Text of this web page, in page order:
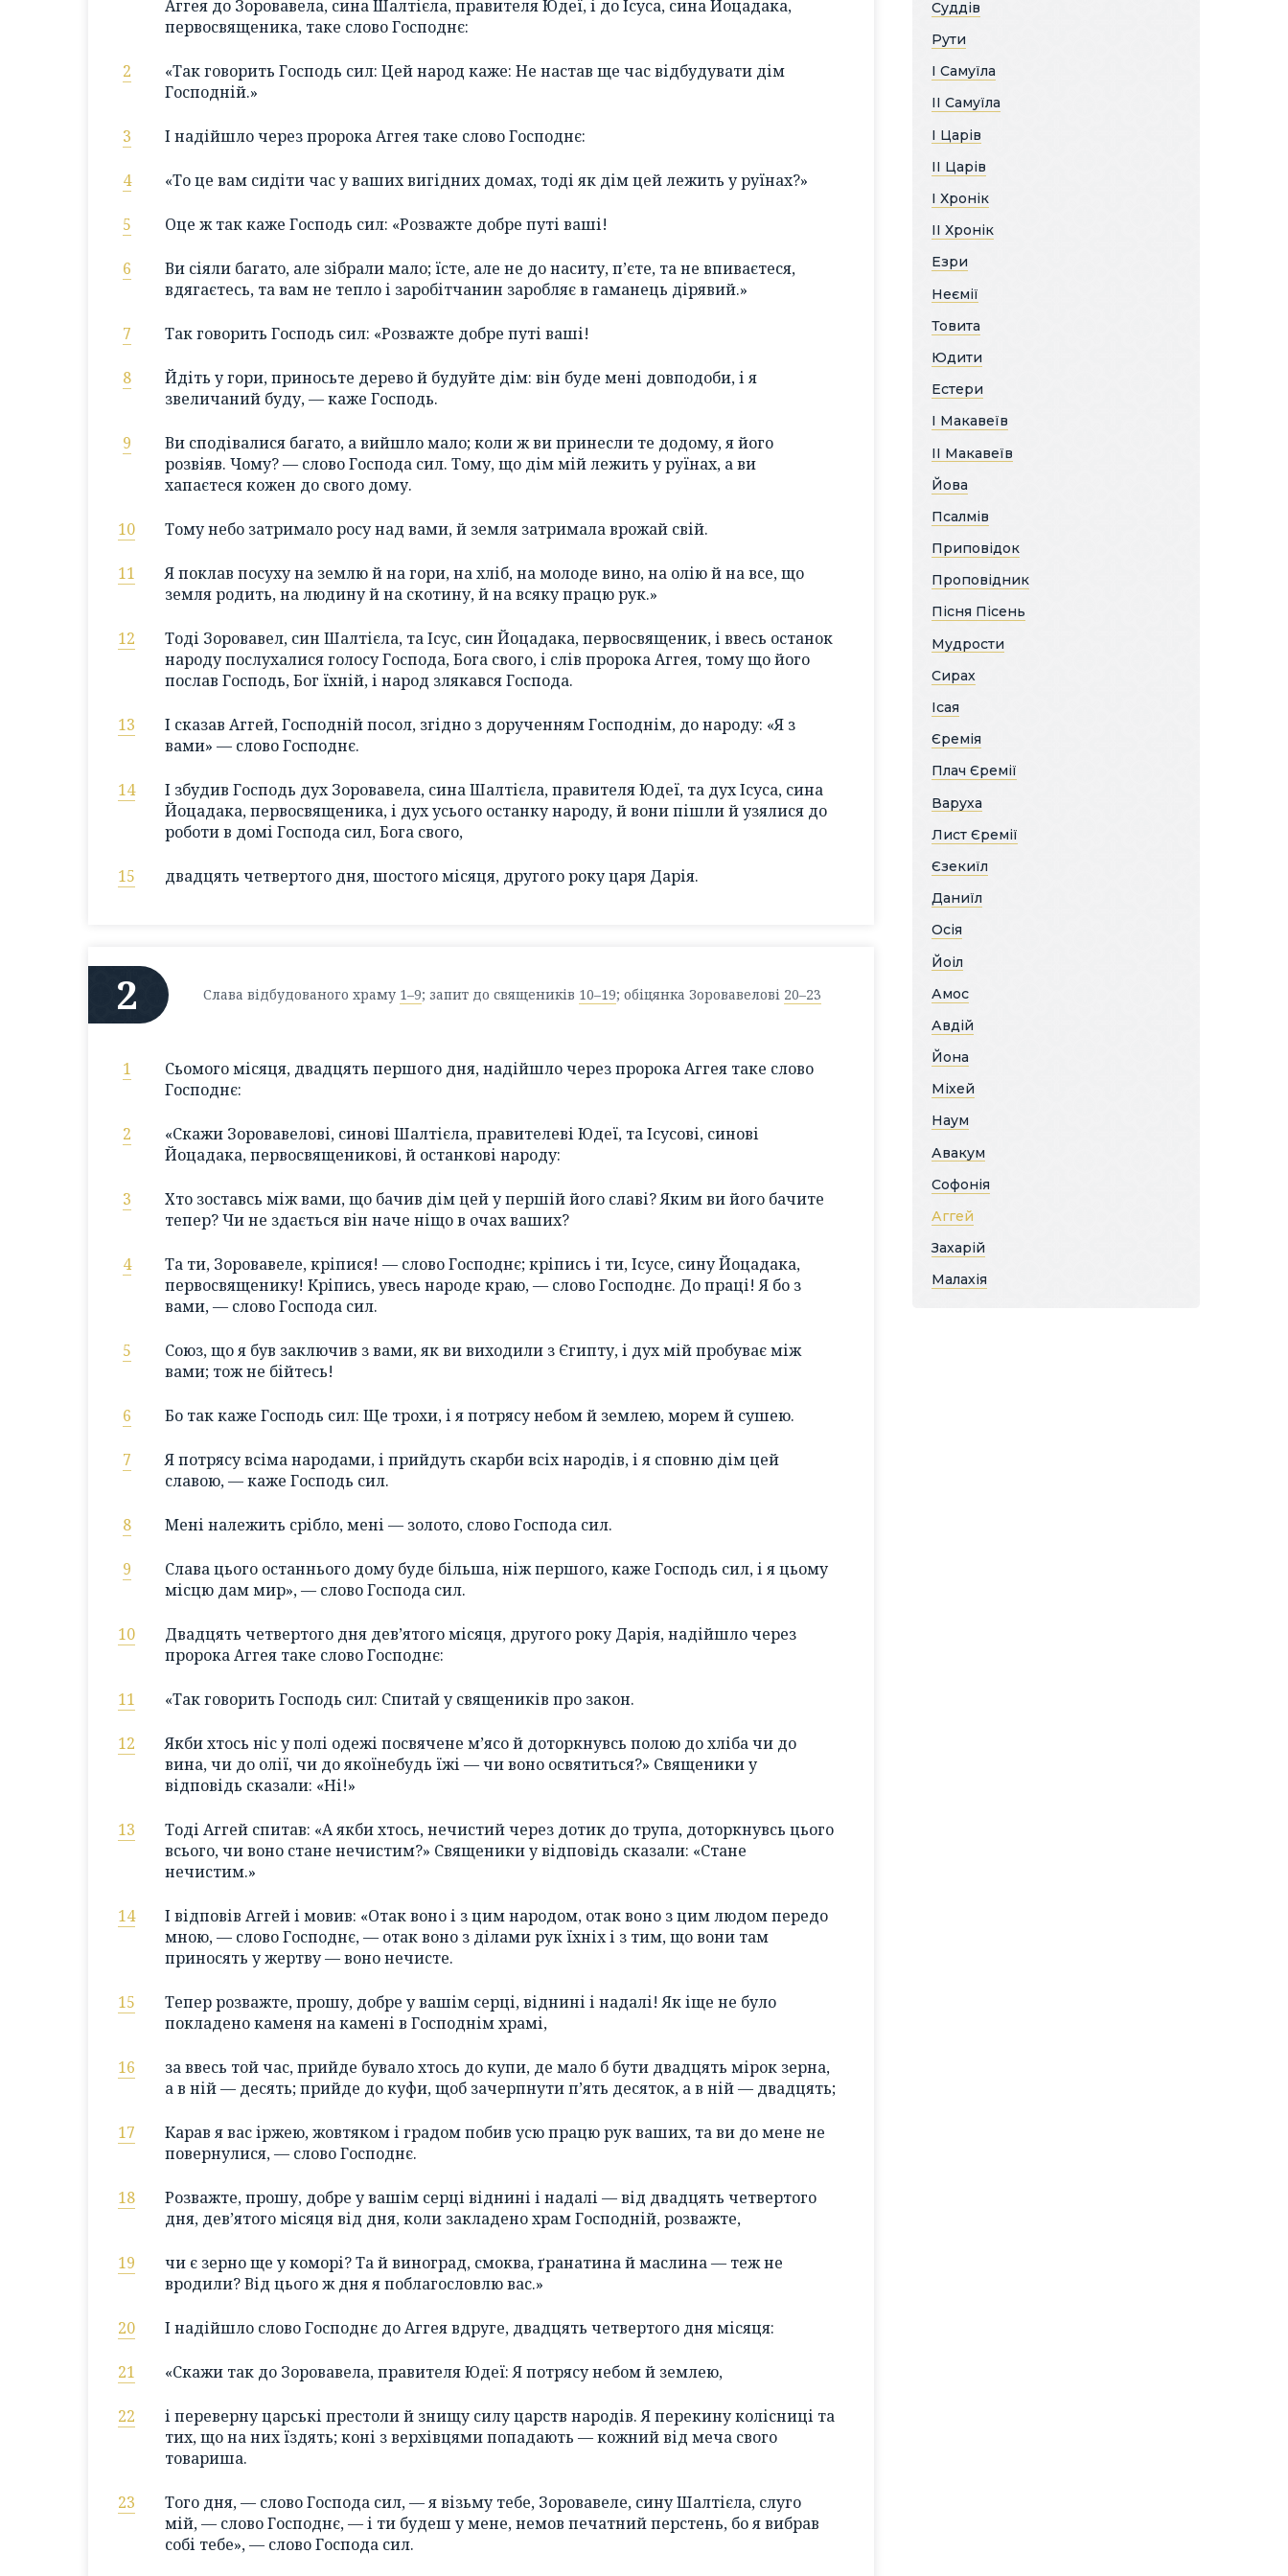
Аггея до Зоровавела, сина Шалтієла, правителя Юдеї, і до Ісуса, сина Йоцадака,
первосвященика, таке слово Господнє:
2
«Так говорить Господь сил: Цей народ каже: Не настав ще час відбудувати дім
Господній.»
3 І надійшло через пророка Аггея таке слово Господнє:
4 «То це вам сидіти час у ваших вигідних домах, тоді як дім цей лежить у руїнах?»
5 Оце ж так каже Господь сил: «Розважте добре путі ваші!
6
Ви сіяли багато, але зібрали мало; їсте, але не до наситу, п’єте, та не впиваєтеся,
вдягаєтесь, та вам не тепло і заробітчанин заробляє в гаманець дірявий.»
7 Так говорить Господь сил: «Розважте добре путі ваші!
8
Йдіть у гори, приносьте дерево й будуйте дім: він буде мені довподоби, і я
звеличаний буду, — каже Господь.
9
Ви сподівалися багато, а вийшло мало; коли ж ви принесли те додому, я його
розвіяв. Чому? — слово Господа сил. Тому, що дім мій лежить у руїнах, а ви
хапаєтеся кожен до свого дому.
10 Тому небо затримало росу над вами, й земля затримала врожай свій.
11
Я поклав посуху на землю й на гори, на хліб, на молоде вино, на олію й на все, що
земля родить, на людину й на скотину, й на всяку працю рук.»
12
Тоді Зоровавел, син Шалтієла, та Ісус, син Йоцадака, первосвященик, і ввесь останок
народу послухалися голосу Господа, Бога свого, і слів пророка Аггея, тому що його
послав Господь, Бог їхній, і народ злякався Господа.
13
І сказав Аггей, Господній посол, згідно з дорученням Господнім, до народу: «Я з
вами» — слово Господнє.
14
І збудив Господь дух Зоровавела, сина Шалтієла, правителя Юдеї, та дух Ісуса, сина
Йоцадака, первосвященика, і дух усього останку народу, й вони пішли й узялися до
роботи в домі Господа сил, Бога свого,
15 двадцять четвертого дня, шостого місяця, другого року царя Дарія.
2 Слава відбудованого храму 1–9; запит до священиків 10–19; обіцянка Зоровавелові 20–23
1
Сьомого місяця, двадцять першого дня, надійшло через пророка Аггея таке слово
Господнє:
2
«Скажи Зоровавелові, синові Шалтієла, правителеві Юдеї, та Ісусові, синові
Йоцадака, первосвященикові, й останкові народу:
3
Хто зоставсь між вами, що бачив дім цей у першій його славі? Яким ви його бачите
тепер? Чи не здається він наче ніщо в очах ваших?
4
Та ти, Зоровавеле, кріпися! — слово Господнє; кріпись і ти, Ісусе, сину Йоцадака,
первосвященику! Кріпись, увесь народе краю, — слово Господнє. До праці! Я бо з
вами, — слово Господа сил.
5
Союз, що я був заключив з вами, як ви виходили з Єгипту, і дух мій пробуває між
вами; тож не бійтесь!
6 Бо так каже Господь сил: Ще трохи, і я потрясу небом й землею, морем й сушею.
7
Я потрясу всіма народами, і прийдуть скарби всіх народів, і я сповню дім цей
славою, — каже Господь сил.
8 Мені належить срібло, мені — золото, слово Господа сил.
9
Слава цього останнього дому буде більша, ніж першого, каже Господь сил, і я цьому
місцю дам мир», — слово Господа сил.
10
Двадцять четвертого дня дев’ятого місяця, другого року Дарія, надійшло через
пророка Аггея таке слово Господнє:
11 «Так говорить Господь сил: Спитай у священиків про закон.
12
Якби хтось ніс у полі одежі посвячене м’ясо й доторкнувсь полою до хліба чи до
вина, чи до олії, чи до якоїнебудь їжі — чи воно освятиться?» Священики у
відповідь сказали: «Ні!»
13
Тоді Аггей спитав: «А якби хтось, нечистий через дотик до трупа, доторкнувсь цього
всього, чи воно стане нечистим?» Священики у відповідь сказали: «Стане
нечистим.»
14
І відповів Аггей і мовив: «Отак воно і з цим народом, отак воно з цим людом передо
мною, — слово Господнє, — отак воно з ділами рук їхніх і з тим, що вони там
приносять у жертву — воно нечисте.
15
Тепер розважте, прошу, добре у вашім серці, віднині і надалі! Як іще не було
покладено каменя на камені в Господнім храмі,
16
за ввесь той час, прийде бувало хтось до купи, де мало б бути двадцять мірок зерна,
а в ній — десять; прийде до куфи, щоб зачерпнути п’ять десяток, а в ній — двадцять;
17
Карав я вас іржею, жовтяком і градом побив усю працю рук ваших, та ви до мене не
повернулися, — слово Господнє.
18
Розважте, прошу, добре у вашім серці віднині і надалі — від двадцять четвертого
дня, дев’ятого місяця від дня, коли закладено храм Господній, розважте,
19
чи є зерно ще у коморі? Та й виноград, смоква, ґранатина й маслина — теж не
вродили? Від цього ж дня я поблагословлю вас.»
20 І надійшло слово Господнє до Аггея вдруге, двадцять четвертого дня місяця:
21 «Скажи так до Зоровавела, правителя Юдеї: Я потрясу небом й землею,
22
і переверну царські престоли й знищу силу царств народів. Я перекину колісниці та
тих, що на них їздять; коні з верхівцями попадають — кожний від меча свого
товариша.
23
Того дня, — слово Господа сил, — я візьму тебе, Зоровавеле, сину Шалтієла, слуго
мій, — слово Господнє, — і ти будеш у мене, немов печатний перстень, бо я вибрав
собі тебе», — слово Господа сил.
Суддів
Рути
І Самуїла
ІІ Самуїла
І Царів
ІІ Царів
І Хронік
ІІ Хронік
Езри
Неємії
Товита
Юдити
Естери
І Макавеїв
ІІ Макавеїв
Йова
Псалмів
Приповідок
Проповідник
Пісня Пісень
Мудрости
Сирах
Ісая
Єремія
Плач Єремії
Варуха
Лист Єремії
Єзекиїл
Даниїл
Осія
Йоіл
Амос
Авдій
Йона
Міхей
Наум
Авакум
Софонія
Аггей
Захарій
Малахія